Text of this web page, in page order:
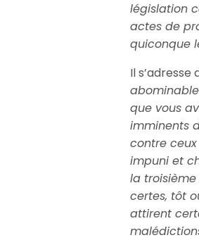
législation
actes de
quiconque
Il s’adresse
que vous
imminents
contre ceux
impuni et
la
certes, tôt
attirent